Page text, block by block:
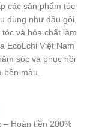
các sản phẩm tóc
dùng như dầu gội,
và hóa chất làm
EcoLchi Việt Nam
sóc và phục hồi
màu.
– Hoàn tiền 200%